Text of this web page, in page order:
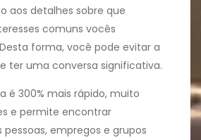
aos detalhes sobre que
comuns vocês
forma, você pode evitar a
ter uma conversa significativa.
é 300% mais rápido, muito
e permite encontrar
empregos e grupos